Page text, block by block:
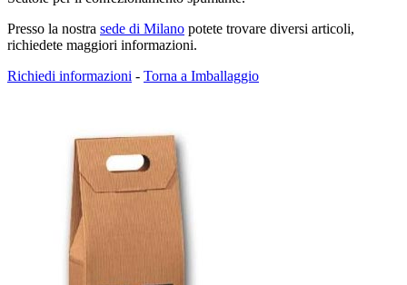
Presso la nostra sede di Milano potete trovare diversi articoli,
richiedete maggiori informazioni.
Richiedi informazioni - Torna a Imballaggio